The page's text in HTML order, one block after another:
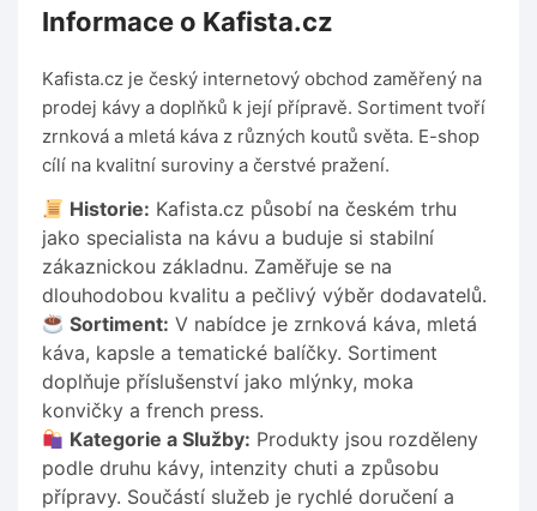
Informace o Kafista.cz
Kafista.cz je český internetový obchod zaměřený na
prodej kávy a doplňků k její přípravě. Sortiment tvoří
zrnková a mletá káva z různých koutů světa. E-shop
cílí na kvalitní suroviny a čerstvé pražení.
Historie: Kafista.cz působí na českém trhu
jako specialista na kávu a buduje si stabilní
zákaznickou základnu. Zaměřuje se na
dlouhodobou kvalitu a pečlivý výběr dodavatelů.
Sortiment: V nabídce je zrnková káva, mletá
káva, kapsle a tematické balíčky. Sortiment
doplňuje příslušenství jako mlýnky, moka
konvičky a french press.
Kategorie a Služby: Produkty jsou rozděleny
podle druhu kávy, intenzity chuti a způsobu
přípravy. Součástí služeb je rychlé doručení a